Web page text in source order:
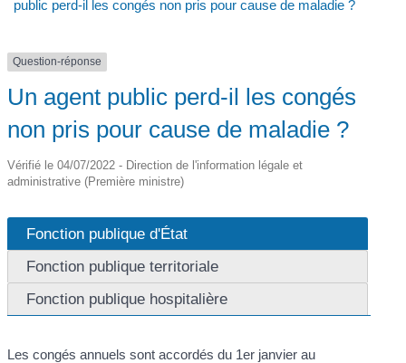
public perd-il les congés non pris pour cause de maladie ?
Question-réponse
Un agent public perd-il les congés
non pris pour cause de maladie ?
Vérifié le 04/07/2022 - Direction de l'information légale et
administrative (Première ministre)
Fonction publique d'État
Fonction publique territoriale
Fonction publique hospitalière
Les congés annuels sont accordés du 1er janvier au